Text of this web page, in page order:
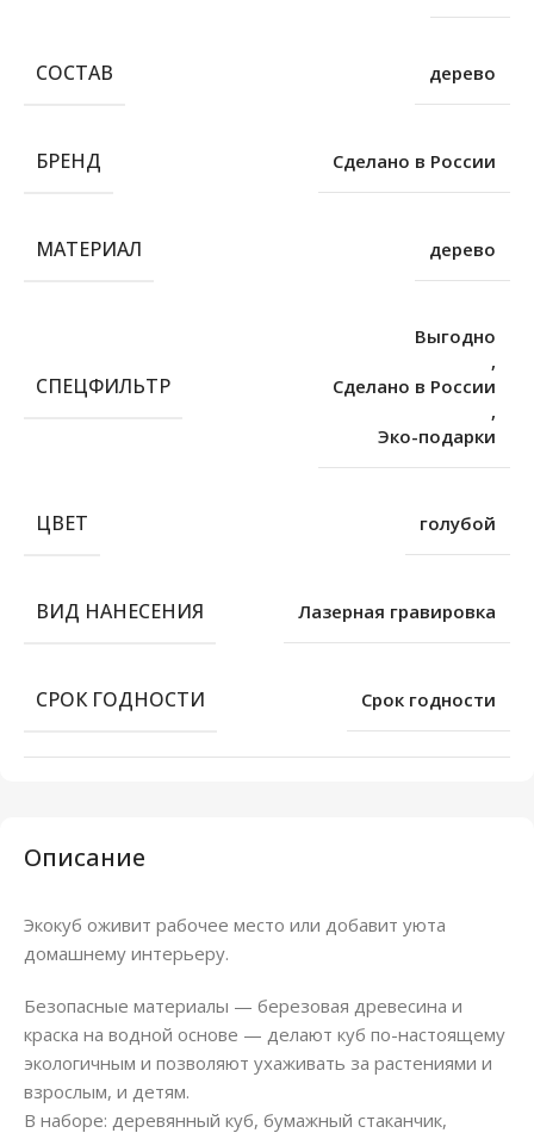
Описание
Экокуб оживит рабочее место или добавит уюта
домашнему интерьеру.
Безопасные материалы — березовая древесина и
краска на водной основе — делают куб по-настоящему
экологичным и позволяют ухаживать за растениями и
взрослым, и детям.
В наборе: деревянный куб, бумажный стаканчик,
СОСТАВ дерево
БРЕНД Сделано в России
МАТЕРИАЛ дерево
СПЕЦФИЛЬТР
Выгодно
,
Сделано в России
,
Эко-подарки
ЦВЕТ голубой
ВИД НАНЕСЕНИЯ Лазерная гравировка
СРОК ГОДНОСТИ Срок годности